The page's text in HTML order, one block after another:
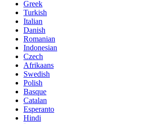
Greek
Turkish
Italian
Danish
Romanian
Indonesian
Czech
Afrikaans
Swedish
Polish
Basque
Catalan
Esperanto
Hindi